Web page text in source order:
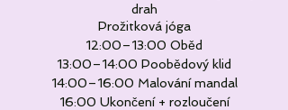
drah
Prožitková jóga
12:00–13:00 Oběd
13:00–14:00 Poobědový klid
14:00–16:00 Malování mandal
16:00 Ukončení + rozloučení